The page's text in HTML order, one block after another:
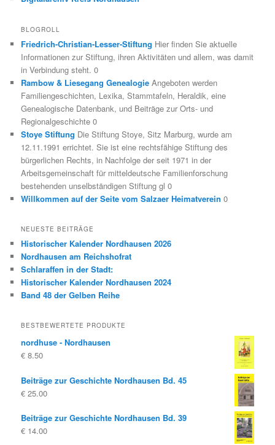
BLOGROLL
Friedrich-Christian-Lesser-Stiftung Hier finden Sie aktuelle
Informationen zur Stiftung, ihren Aktivitäten und allem, was damit
in Verbindung steht. 0
Rambow & Liesegang Genealogie Angeboten werden
Familiengeschichten, Lexika, Stammtafeln, Heraldik, eine
Genealogische Datenbank, und Beiträge zur Orts- und
Regionalgeschichte 0
Stoye Stiftung Die Stiftung Stoye, Sitz Marburg, wurde am
12.11.1991 errichtet. Sie ist eine rechtsfähige Stiftung des
bürgerlichen Rechts, in Nachfolge der seit 1971 in der
Arbeitsgemeinschaft für mitteldeutsche Familienforschung
bestehenden unselbständigen Stiftung gl 0
Willkommen auf der Seite vom Salzaer Heimatverein 0
NEUESTE BEITRÄGE
Historischer Kalender Nordhausen 2026
Nordhausen am Reichshofrat
Schlaraffen in der Stadt:
Historischer Kalender Nordhausen 2024
Band 48 der Gelben Reihe
BESTBEWERTETE PRODUKTE
nordhuse - Nordhausen
€ 8.50
Beiträge zur Geschichte Nordhausen Bd. 45
€ 25.00
Beiträge zur Geschichte Nordhausen Bd. 39
€ 14.00